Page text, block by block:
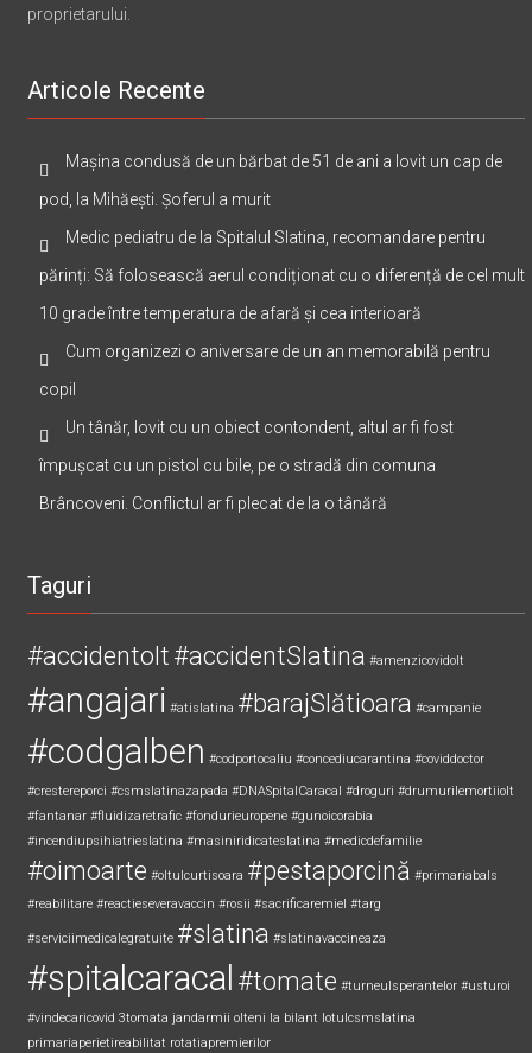
proprietarului.
Articole Recente
Mașina condusă de un bărbat de 51 de ani a lovit un cap de
pod, la Mihăești. Șoferul a murit
Medic pediatru de la Spitalul Slatina, recomandare pentru
părinți: Să folosească aerul condiționat cu o diferență de cel mult
10 grade între temperatura de afară și cea interioară
Cum organizezi o aniversare de un an memorabilă pentru
copil
Un tânăr, lovit cu un obiect contondent, altul ar fi fost
împușcat cu un pistol cu bile, pe o stradă din comuna
Brâncoveni. Conflictul ar fi plecat de la o tânără
Taguri
#accidentolt #accidentSlatina #amenzicovidolt
#angajari #atislatina #barajSlătioara #campanie
#codgalben #codportocaliu #concediucarantina #coviddoctor
#crestereporci #csmslatinazapada #DNASpitalCaracal #droguri #drumurilemortiiolt
#fantanar #fluidizaretrafic #fondurieuropene #gunoicorabia
#incendiupsihiatrieslatina #masiniridicateslatina #medicdefamilie
#oimoarte #oltulcurtisoara #pestaporcină #primariabals
#reabilitare #reactieseveravaccin #rosii #sacrificaremiel #targ
#serviciimedicalegratuite #slatina #slatinavaccineaza
#spitalcaracal #tomate #turneulsperantelor #usturoi
#vindecaricovid 3tomata jandarmii olteni la bilant lotulcsmslatina
primariaperietireabilitat rotatiapremierilor